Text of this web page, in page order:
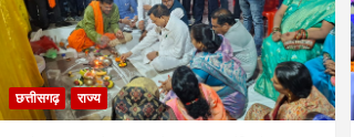
छत्तीसगढ़ राज्य